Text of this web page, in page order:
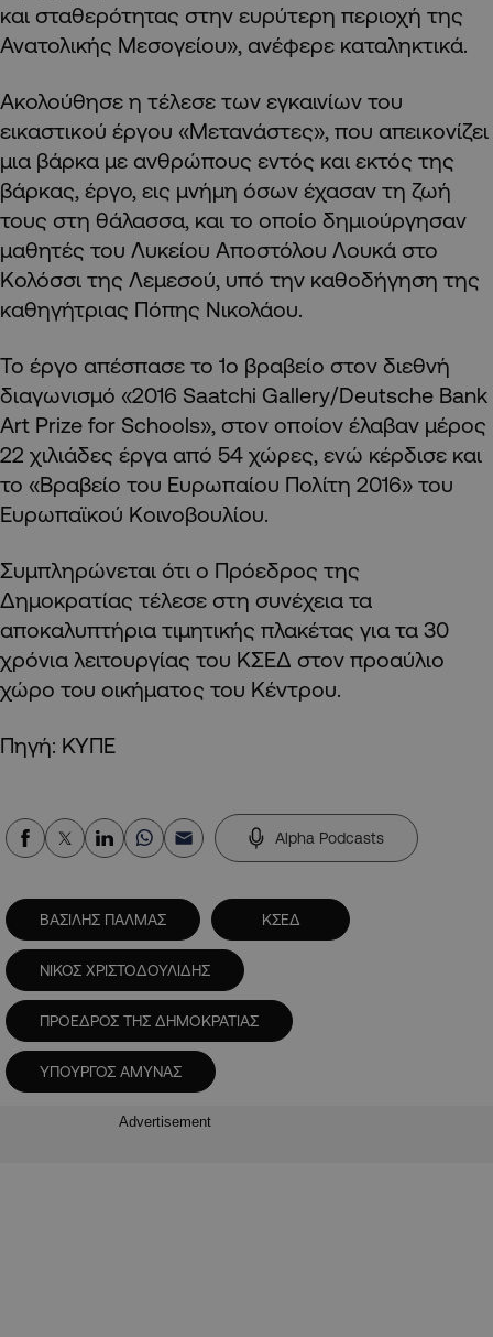
και σταθερότητας στην ευρύτερη περιοχή της
Ανατολικής Μεσογείου», ανέφερε καταληκτικά.
Ακολούθησε η τέλεσε των εγκαινίων του
εικαστικού έργου «Μετανάστες», που απεικονίζει
μια βάρκα με ανθρώπους εντός και εκτός της
βάρκας, έργο, εις μνήμη όσων έχασαν τη ζωή
τους στη θάλασσα, και το οποίο δημιούργησαν
μαθητές του Λυκείου Αποστόλου Λουκά στο
Κολόσσι της Λεμεσού, υπό την καθοδήγηση της
καθηγήτριας Πόπης Νικολάου.
Το έργο απέσπασε το 1ο βραβείο στον διεθνή
διαγωνισμό «2016 Saatchi Gallery/Deutsche Bank
Art Prize for Schools», στον οποίον έλαβαν μέρος
22 χιλιάδες έργα από 54 χώρες, ενώ κέρδισε και
το «Βραβείο του Ευρωπαίου Πολίτη 2016» του
Ευρωπαϊκού Κοινοβουλίου.
Συμπληρώνεται ότι ο Πρόεδρος της
Δημοκρατίας τέλεσε στη συνέχεια τα
αποκαλυπτήρια τιμητικής πλακέτας για τα 30
χρόνια λειτουργίας του ΚΣΕΔ στον προαύλιο
χώρο του οικήματος του Κέντρου.
Πηγή: ΚΥΠΕ
Alpha Podcasts
ΒΑΣΙΛΗΣ ΠΑΛΜΑΣ ΚΣΕΔ
ΝΙΚΟΣ ΧΡΙΣΤΟΔΟΥΛΙΔΗΣ
ΠΡΟΕΔΡΟΣ ΤΗΣ ΔΗΜΟΚΡΑΤΙΑΣ
ΥΠΟΥΡΓΟΣ ΑΜΥΝΑΣ
Advertisement